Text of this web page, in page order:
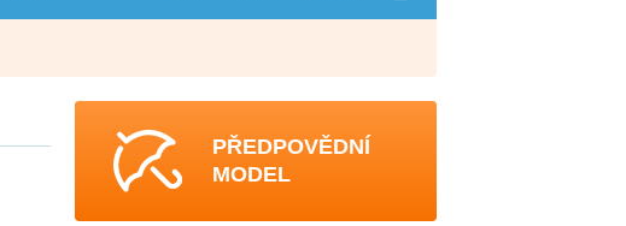
PŘEDPOVĚDNÍ
MODEL